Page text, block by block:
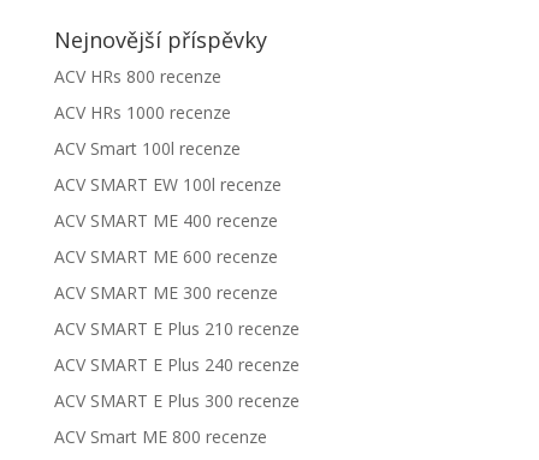
Nejnovější příspěvky
ACV HRs 800 recenze
ACV HRs 1000 recenze
ACV Smart 100l recenze
ACV SMART EW 100l recenze
ACV SMART ME 400 recenze
ACV SMART ME 600 recenze
ACV SMART ME 300 recenze
ACV SMART E Plus 210 recenze
ACV SMART E Plus 240 recenze
ACV SMART E Plus 300 recenze
ACV Smart ME 800 recenze